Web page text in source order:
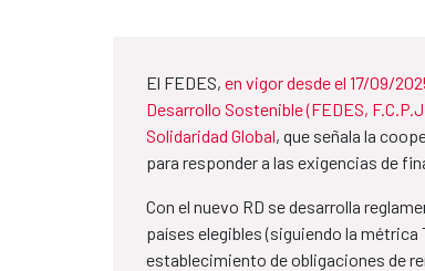
El FEDES, en vigor desde el 17/09/
Desarrollo Sostenible (FEDES,
Solidaridad Global, que señala la
para responder a las exigencias de
Con el nuevo RD se desarrolla
países elegibles (siguiendo la
establecimiento de obligaciones de